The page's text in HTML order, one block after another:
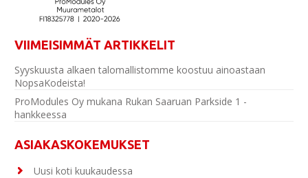
VIIMEISIMMÄT ARTIKKELIT
Syyskuusta alkaen talomallistomme koostuu ainoastaan
NopsaKodeista!
ProModules Oy mukana Rukan Saaruan Parkside 1 -
hankkeessa
ASIAKASKOKEMUKSET
Uusi koti kuukaudessa